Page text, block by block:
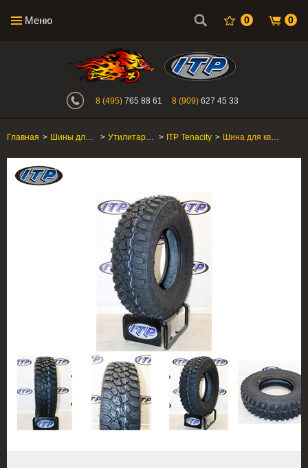
Меню 0 0
Интернет-магазин "Поросенок".
8 (495) 765 88 61 8 (909) 627 45 33
Главная > Шины для квадроцикла > Утилитарные ATV/SxS > ITP Tenacity > Шина для квадроцикла ITP Tenacity XNR 32x10R-16 92Q